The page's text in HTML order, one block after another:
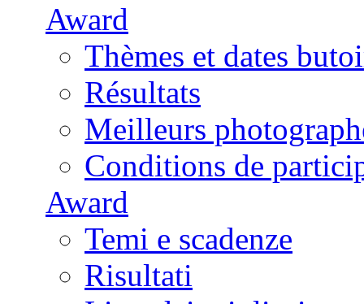
Award
Thèmes et dates
Résultats
Meilleurs
Conditions de
Award
Temi e scadenze
Risultati